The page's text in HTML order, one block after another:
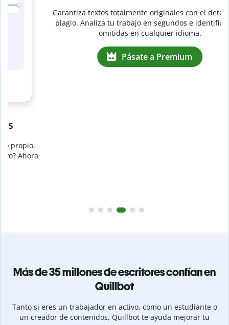
Garantiza textos totalmente originales con el detector de
plagio. Analiza tu trabajo en segundos e identifica citas
Más de 35 millones de escritores confían en
Quillbot
Tanto si eres un trabajador en activo, como un estudiante o
un creador de contenidos, Quillbot te ayuda mejorar tu